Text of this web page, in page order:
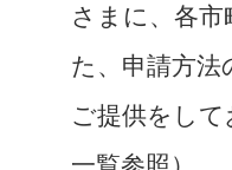
さまに、各市
た、申請方法
ご提供をし